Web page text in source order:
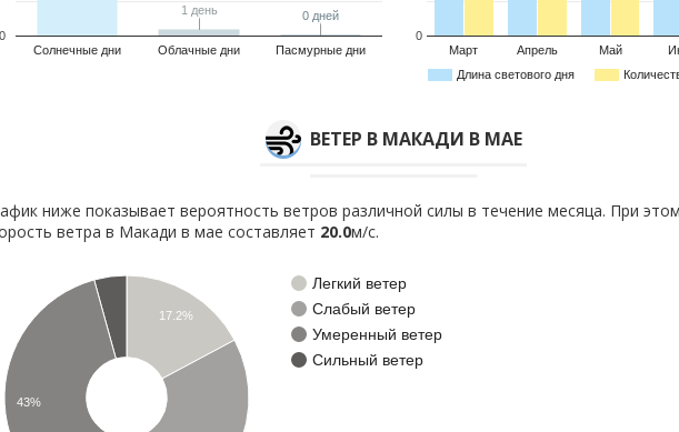
Солнечные дни Облачные дни Пасмурные дни
0
1 день
1 день 0 дней
0 дней
Длина светового дня
Март Апрель Май
0
ВЕТЕР В МАКАДИ В МАЕ
ниже показывает вероятность ветров различной силы в течение месяца. При
ветра в Макади в мае составляет 20.0м/с.
Легкий ветер
Слабый ветер
Умеренный ветер
Сильный ветер
17.2%
43%